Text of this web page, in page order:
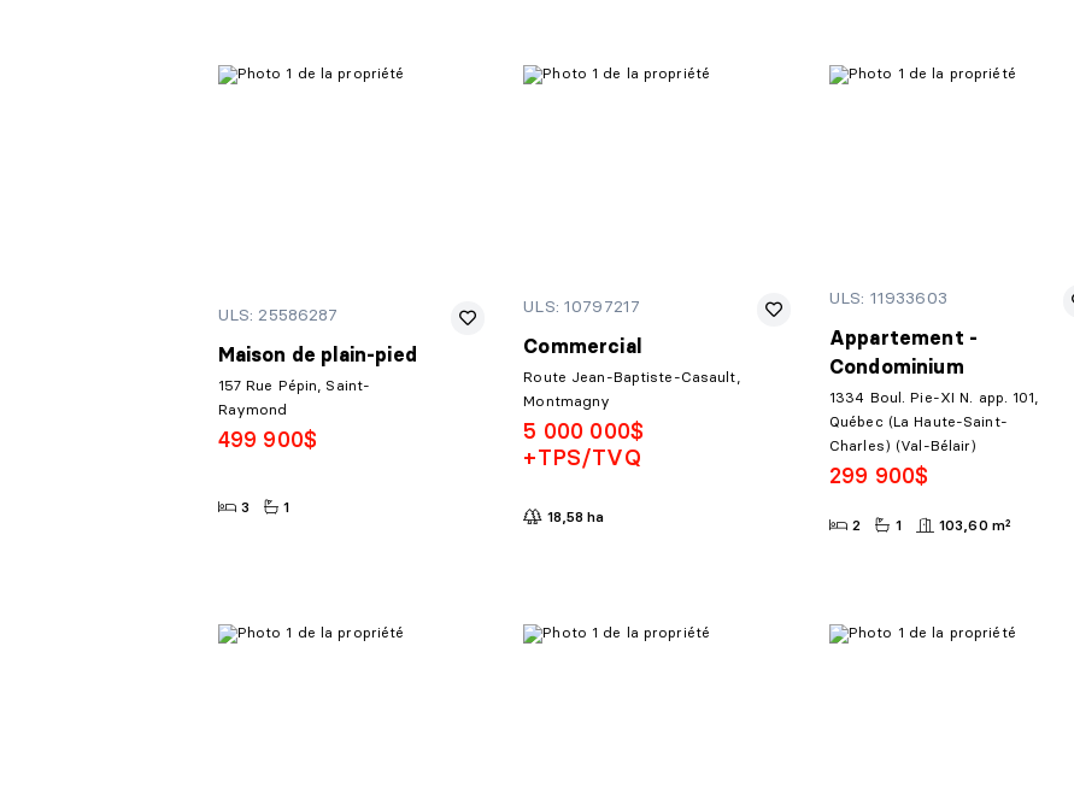
ULS: 25586287
Maison de plain-pied
157 Rue Pépin, Saint-
Raymond
499 900$
3 1
ULS: 10797217
Commercial
Route Jean-Baptiste-Casault,
Montmagny
5 000 000$
+TPS/TVQ
18,58 ha
ULS: 11933603
Appartement -
Condominium
1334 Boul. Pie-XI N. app. 101,
Québec (La Haute-Saint-
Charles) (Val-Bélair)
299 900$
2 1 103,60 m²